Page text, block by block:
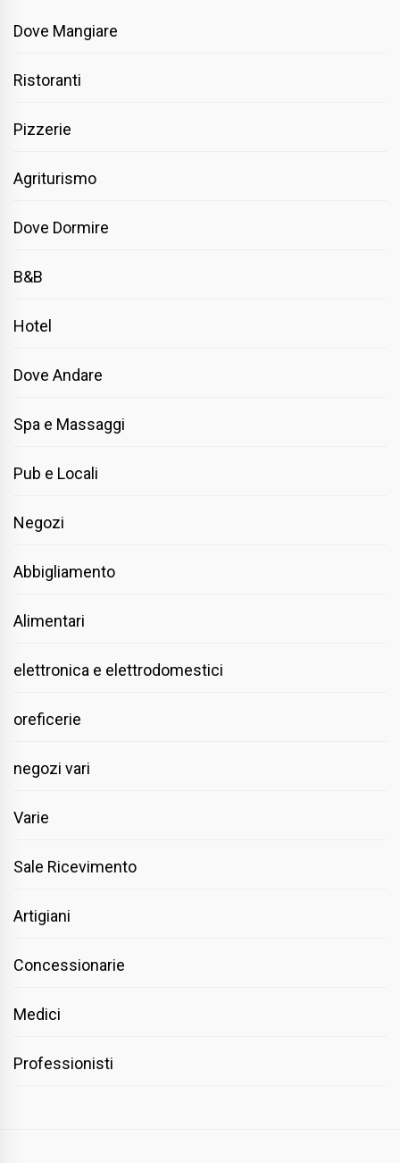
Dove Mangiare
Ristoranti
Pizzerie
Agriturismo
Dove Dormire
B&B
Hotel
Dove Andare
Spa e Massaggi
Pub e Locali
Negozi
Abbigliamento
Alimentari
elettronica e elettrodomestici
oreficerie
negozi vari
Varie
Sale Ricevimento
Artigiani
Concessionarie
Medici
Professionisti